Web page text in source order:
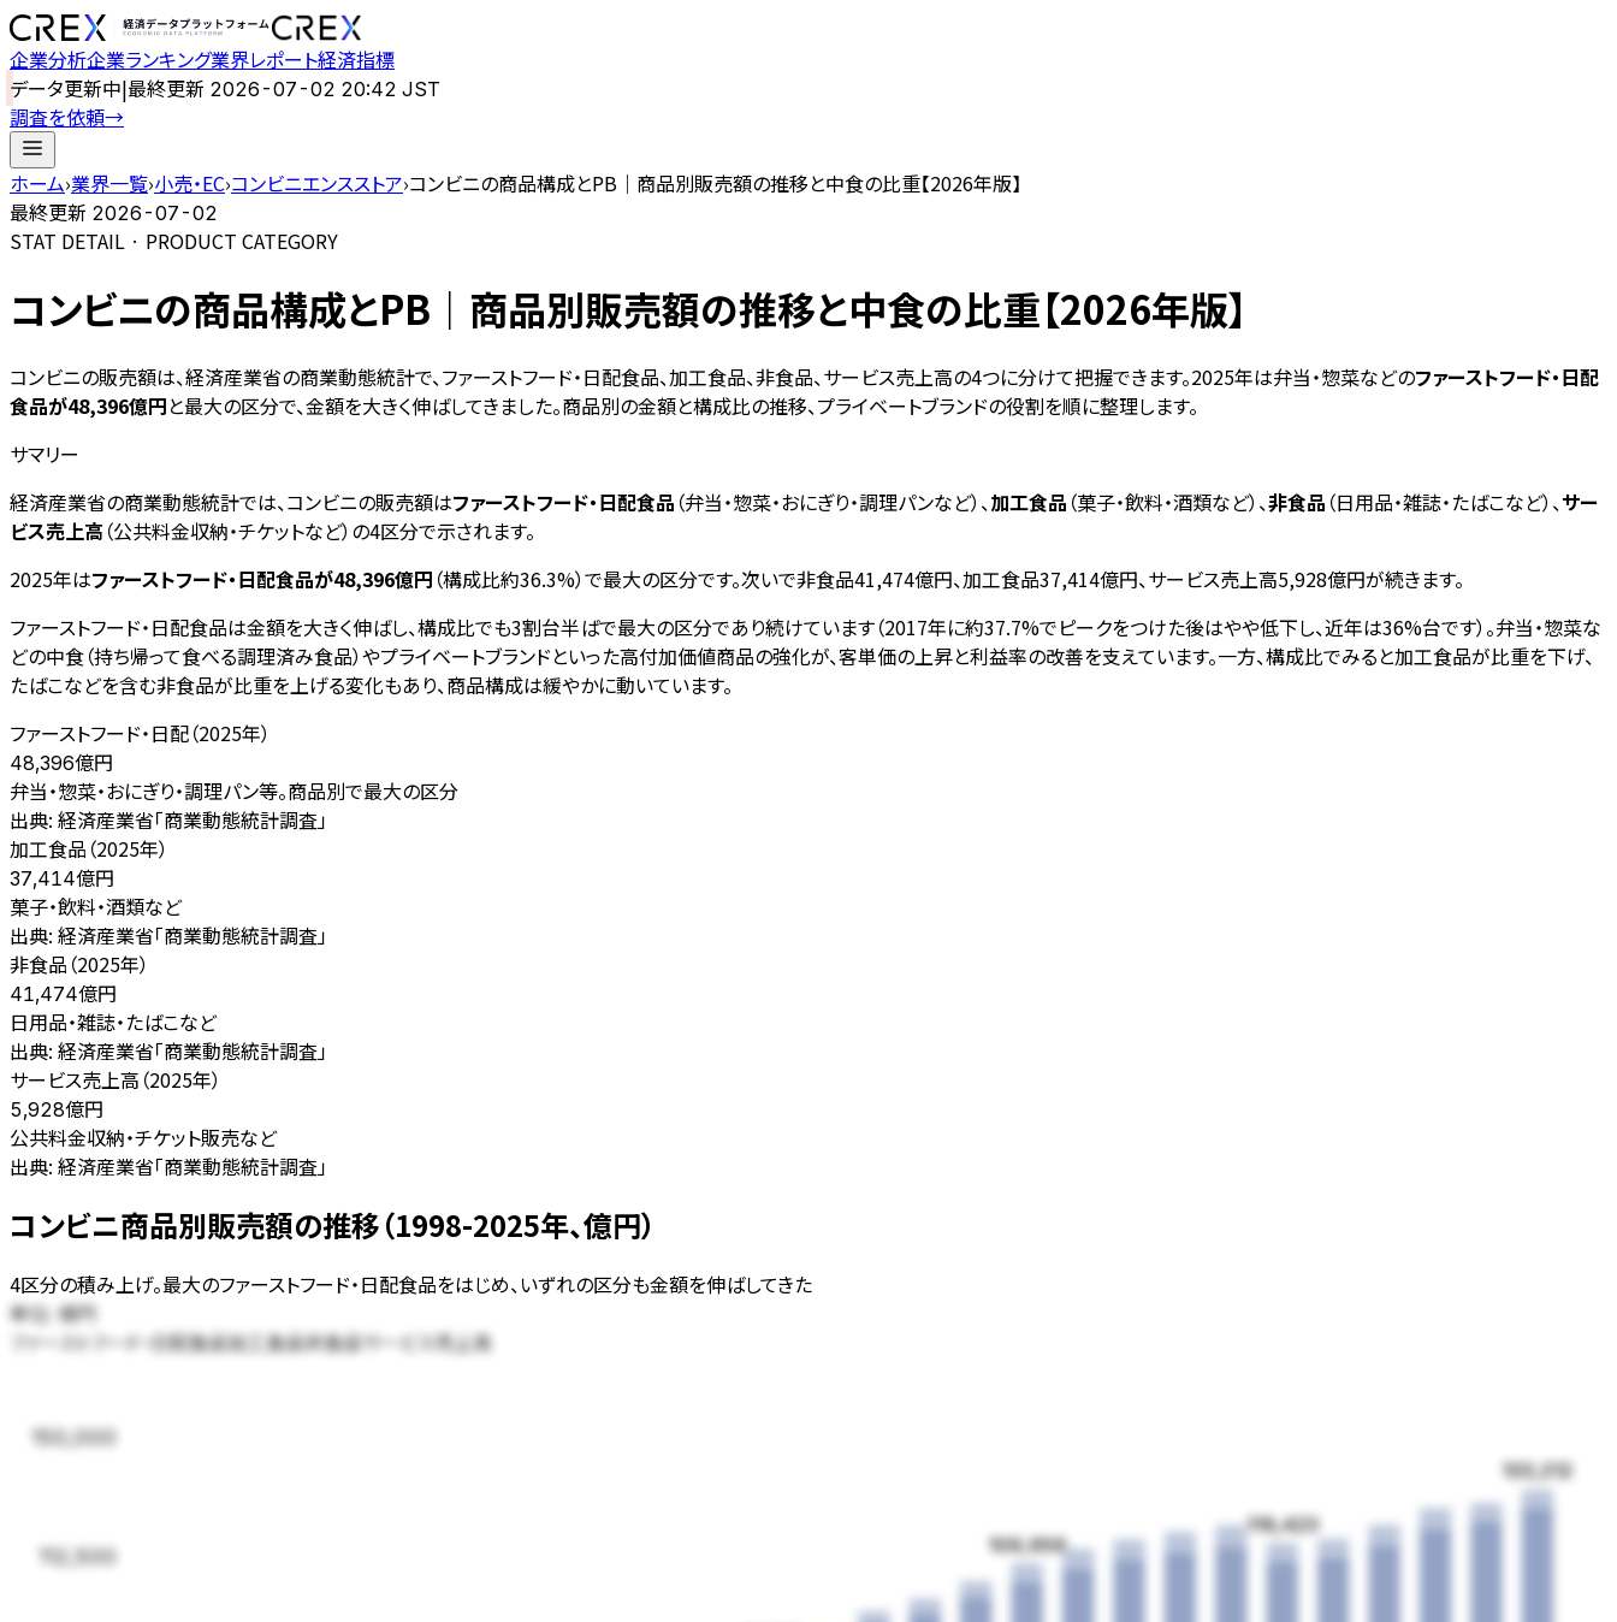
企業分析企業ランキング業界レポート経済指標
データ更新中|最終更新 2026-07-02 20:42 JST
調査を依頼→
ホーム›業界一覧›小売・EC›コンビニエンスストア›コンビニの商品構成とPB｜商品別販売額の推移と中食の比重【2026年版】
最終更新 2026-07-02
STAT DETAIL · PRODUCT CATEGORY
コンビニの商品構成とPB｜商品別販売額の推移と中食の比重【2026年版】
コンビニの販売額は、経済産業省の商業動態統計で、ファーストフード・日配食品、加工食品、非食品、サービス売上高の4つに分けて把握できます。2025年は弁当・惣菜などのファーストフード・日配
食品が48,396億円と最大の区分で、金額を大きく伸ばしてきました。商品別の金額と構成比の推移、プライベートブランドの役割を順に整理します。
サマリー
経済産業省の商業動態統計では、コンビニの販売額はファーストフード・日配食品 （弁当・惣菜・おにぎり・調理パンなど）、加工食品 （菓子・飲料・酒類など）、非食品 （日用品・雑誌・たばこなど）、サー
ビス売上高 （公共料金収納・チケットなど）の4区分で示されます。
2025年はファーストフード・日配食品が48,396億円 （構成比約36.3%）で最大の区分です。次いで非食品41,474億円、加工食品37,414億円、サービス売上高5,928億円が続きます。
ファーストフード・日配食品は金額を大きく伸ばし、構成比でも3割台半ばで最大の区分であり続けています（2017年に約37.7%でピークをつけた後はやや低下し、近年は36%台です）。弁当・惣菜な
どの中食（持ち帰って食べる調理済み食品）やプライベートブランドといった高付加価値商品の強化が、客単価の上昇と利益率の改善を支えています。一方、構成比でみると加工食品が比重を下げ、
たばこなどを含む非食品が比重を上げる変化もあり、商品構成は緩やかに動いています。
ファーストフード・日配（2025年）
48,396億円
弁当・惣菜・おにぎり・調理パン等。商品別で最大の区分
出典: 経済産業省「商業動態統計調査」
加工食品（2025年）
37,414億円
菓子・飲料・酒類など
出典: 経済産業省「商業動態統計調査」
非食品（2025年）
41,474億円
日用品・雑誌・たばこなど
出典: 経済産業省「商業動態統計調査」
サービス売上高（2025年）
5,928億円
公共料金収納・チケット販売など
出典: 経済産業省「商業動態統計調査」
コンビニ商品別販売額の推移（1998-2025年、億円）
4区分の積み上げ。最大のファーストフード・日配食品をはじめ、いずれの区分も金額を伸ばしてきた
単位:億円
ファーストフード・日配食品加工食品非食品サービス売上高
112,500
150,000
109,956
116,423
133,212